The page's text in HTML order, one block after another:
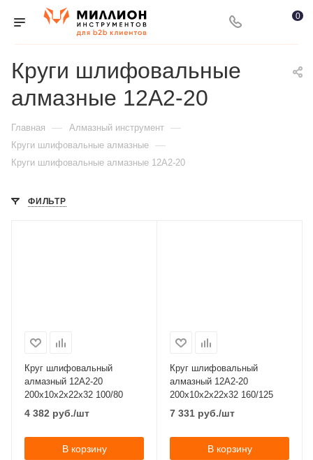
0
Круги шлифовальные
алмазные 12А2-20
Главная — Алмазный инструмент —
Круги шлифовальные алмазные —
Круги шлифовальные алмазные 12А2-20
ФИЛЬТР
Круг шлифовальный
алмазный 12А2-20
200x10x2x22х32 100/80
4 382 руб./шт
В корзину
Круг шлифовальный
алмазный 12А2-20
200x10x2x22х32 160/125
7 331 руб./шт
В корзину